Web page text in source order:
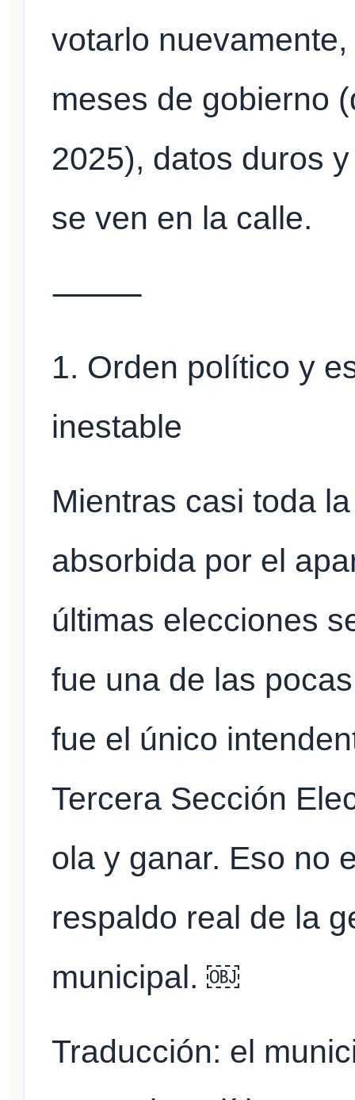
votarlo
meses de gobierno
2025), datos duros
se ven en la calle.
⸻
1. Orden político y
inestable
Mientras casi toda
absorbida por el
últimas elecciones
fue una de las
fue el único
Tercera Sección
ola y ganar. Eso no
respaldo real de la
municipal. ￼
Traducción: el